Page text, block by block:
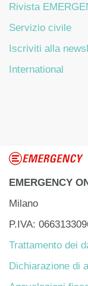
Rivista
Servizio civile
Iscriviti alla
International
EMERGENCY
Milano
P.IVA:
Trattamento dei
Dichiarazione di